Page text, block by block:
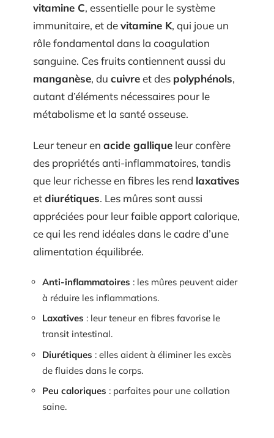
vitamine C, essentielle pour le système
immunitaire, et devitamine K, qui joue un
rôle fondamental dans la coagulation
sanguine. Ces fruits contiennent aussi du
manganèse, du cuivreet des polyphénols,
autant d’éléments nécessaires pour le
métabolisme et la santé osseuse.
Leur teneur en acide gallique leur confère
des propriétés anti-inflammatoires, tandis
que leur richesse en fibres les rend laxatives
etdiurétiques. Les mûres sont aussi
appréciées pour leur faible apport calorique,
ce qui les rend idéales dans le cadre d’une
alimentation équilibrée.
Anti-inflammatoires : les mûres peuvent aider
à réduire les inflammations.
Laxatives : leur teneur en fibres favorise le
transit intestinal.
Diurétiques : elles aident à éliminer les excès
de fluides dans le corps.
Peu caloriques : parfaites pour une collation
saine.